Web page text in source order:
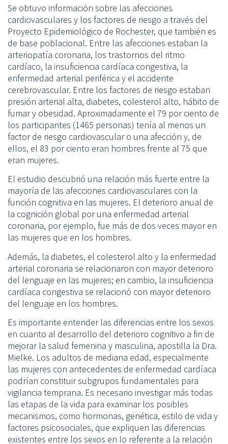
Se obtuvo información sobre las afecciones
cardiovasculares y los factores de riesgo a través del
Proyecto Epidemiológico de Rochester, que también es
de base poblacional. Entre las afecciones estaban la
arteriopatía coronaria, los trastornos del ritmo
cardíaco, la insuficiencia cardíaca congestiva, la
enfermedad arterial periférica y el accidente
cerebrovascular. Entre los factores de riesgo estaban
presión arterial alta, diabetes, colesterol alto, hábito de
fumar y obesidad. Aproximadamente el 79 por ciento de
los participantes (1465 personas) tenía al menos un
factor de riesgo cardiovascular o una afección y, de
ellos, el 83 por ciento eran hombres frente al 75 que
eran mujeres.
El estudio descubrió una relación más fuerte entre la
mayoría de las afecciones cardiovasculares con la
función cognitiva en las mujeres. El deterioro anual de
la cognición global por una enfermedad arterial
coronaria, por ejemplo, fue más de dos veces mayor en
las mujeres que en los hombres.
Además, la diabetes, el colesterol alto y la enfermedad
arterial coronaria se relacionaron con mayor deterioro
del lenguaje en las mujeres; en cambio, la insuficiencia
cardíaca congestiva se relacionó con mayor deterioro
del lenguaje en los hombres.
Es importante entender las diferencias entre los sexos
en cuanto al desarrollo del deterioro cognitivo a fin de
mejorar la salud femenina y masculina, apostilla la Dra.
Mielke. Los adultos de mediana edad, especialmente
las mujeres con antecedentes de enfermedad cardíaca
podrían constituir subgrupos fundamentales para
vigilancia temprana. Es necesario investigar más todas
las etapas de la vida para examinar los posibles
mecanismos, como hormonas, genética, estilo de vida y
factores psicosociales, que expliquen las diferencias
existentes entre los sexos en lo referente a la relación